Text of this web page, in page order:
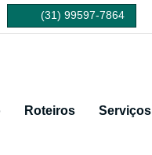
(31) 99597-7864
Fale conosco
Roteiros Serviços